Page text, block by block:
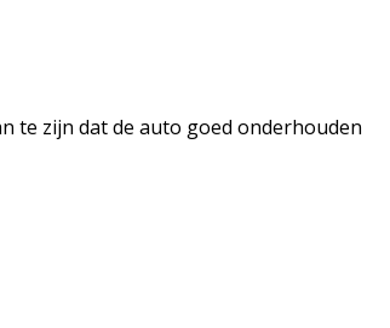
te zijn dat de auto goed onderhouden